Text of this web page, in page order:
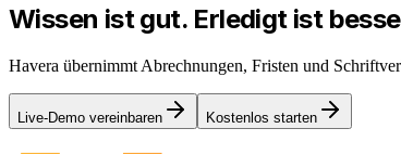
Wissen ist gut. Erledigt ist
Havera übernimmt Abrechnungen, Fristen und
Live-Demo vereinbaren Kostenlos starten